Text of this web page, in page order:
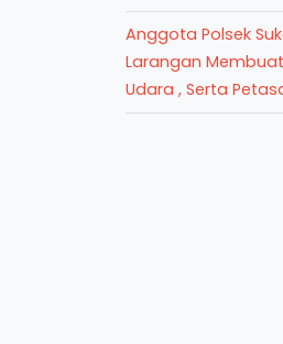
Anggota Polsek
Larangan
Udara , Serta